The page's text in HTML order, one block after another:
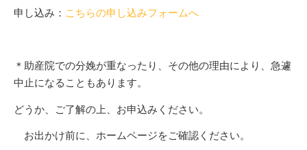
申し込み： こちらの申し込みフォームへ
＊助産院での分娩が重なったり、その他の理由により、急遽
中止になることもあります。
どうか、ご了解の上、お申込みください。
お出かけ前に、ホームページをご確認ください。